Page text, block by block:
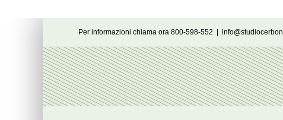
Per informazioni chiama ora 800-598-552